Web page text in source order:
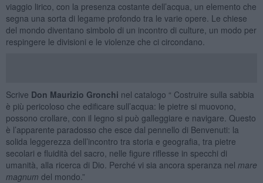
viaggio lirico, con la presenza costante dell’acqua, un elemento che
segna una sorta di legame profondo tra le varie opere. Le chiese
del mondo diventano simbolo di un incontro di culture, un modo per
respingere le divisioni e le violenze che ci circondano.
Scrive Don Maurizio Gronchi nel catalogo “ Costruire sulla sabbia
è più pericoloso che edificare sull’acqua: le pietre si muovono,
possono crollare, con il legno si può galleggiare e navigare. Questo
è l’apparente paradosso che esce dal pennello di Benvenuti: la
solida leggerezza dell’incontro tra storia e geografia, tra pietre
secolari e fluidità del sacro, nelle figure riflesse in specchi di
umanità, alla ricerca di Dio. Perché vi sia ancora speranza nel mare
magnum del mondo.”